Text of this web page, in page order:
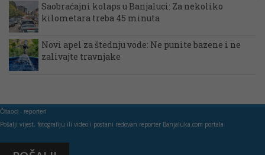
Saobraćajni kolaps u Banjaluci: Za nekoliko
kilometara treba 45 minuta
Novi apel za štednju vode: Ne punite bazene i ne
zalivajte travnjake
Čitaoci - reporteri
Pošalji vijest, fotografiju ili video i postani redovan reporter Banjaluka.com portala